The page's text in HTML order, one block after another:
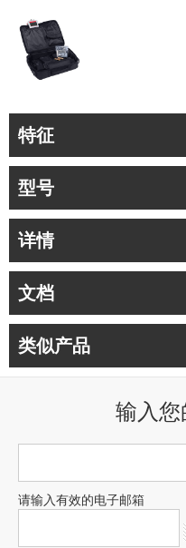
特征
型号
详情
文档
类似产品
输入
请输入有效的电子邮箱